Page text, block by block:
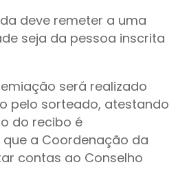
deve remeter a uma
seja da pessoa inscrita
será realizado
pelo sorteado, atestando
do recibo é
a Coordenação da
contas ao Conselho